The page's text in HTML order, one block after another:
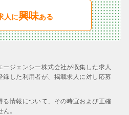
人に興味ある
ジェンシー株式会社が収集した求人
した利用者が、掲載求人に対し応募
情報について、その時宜および正確
。